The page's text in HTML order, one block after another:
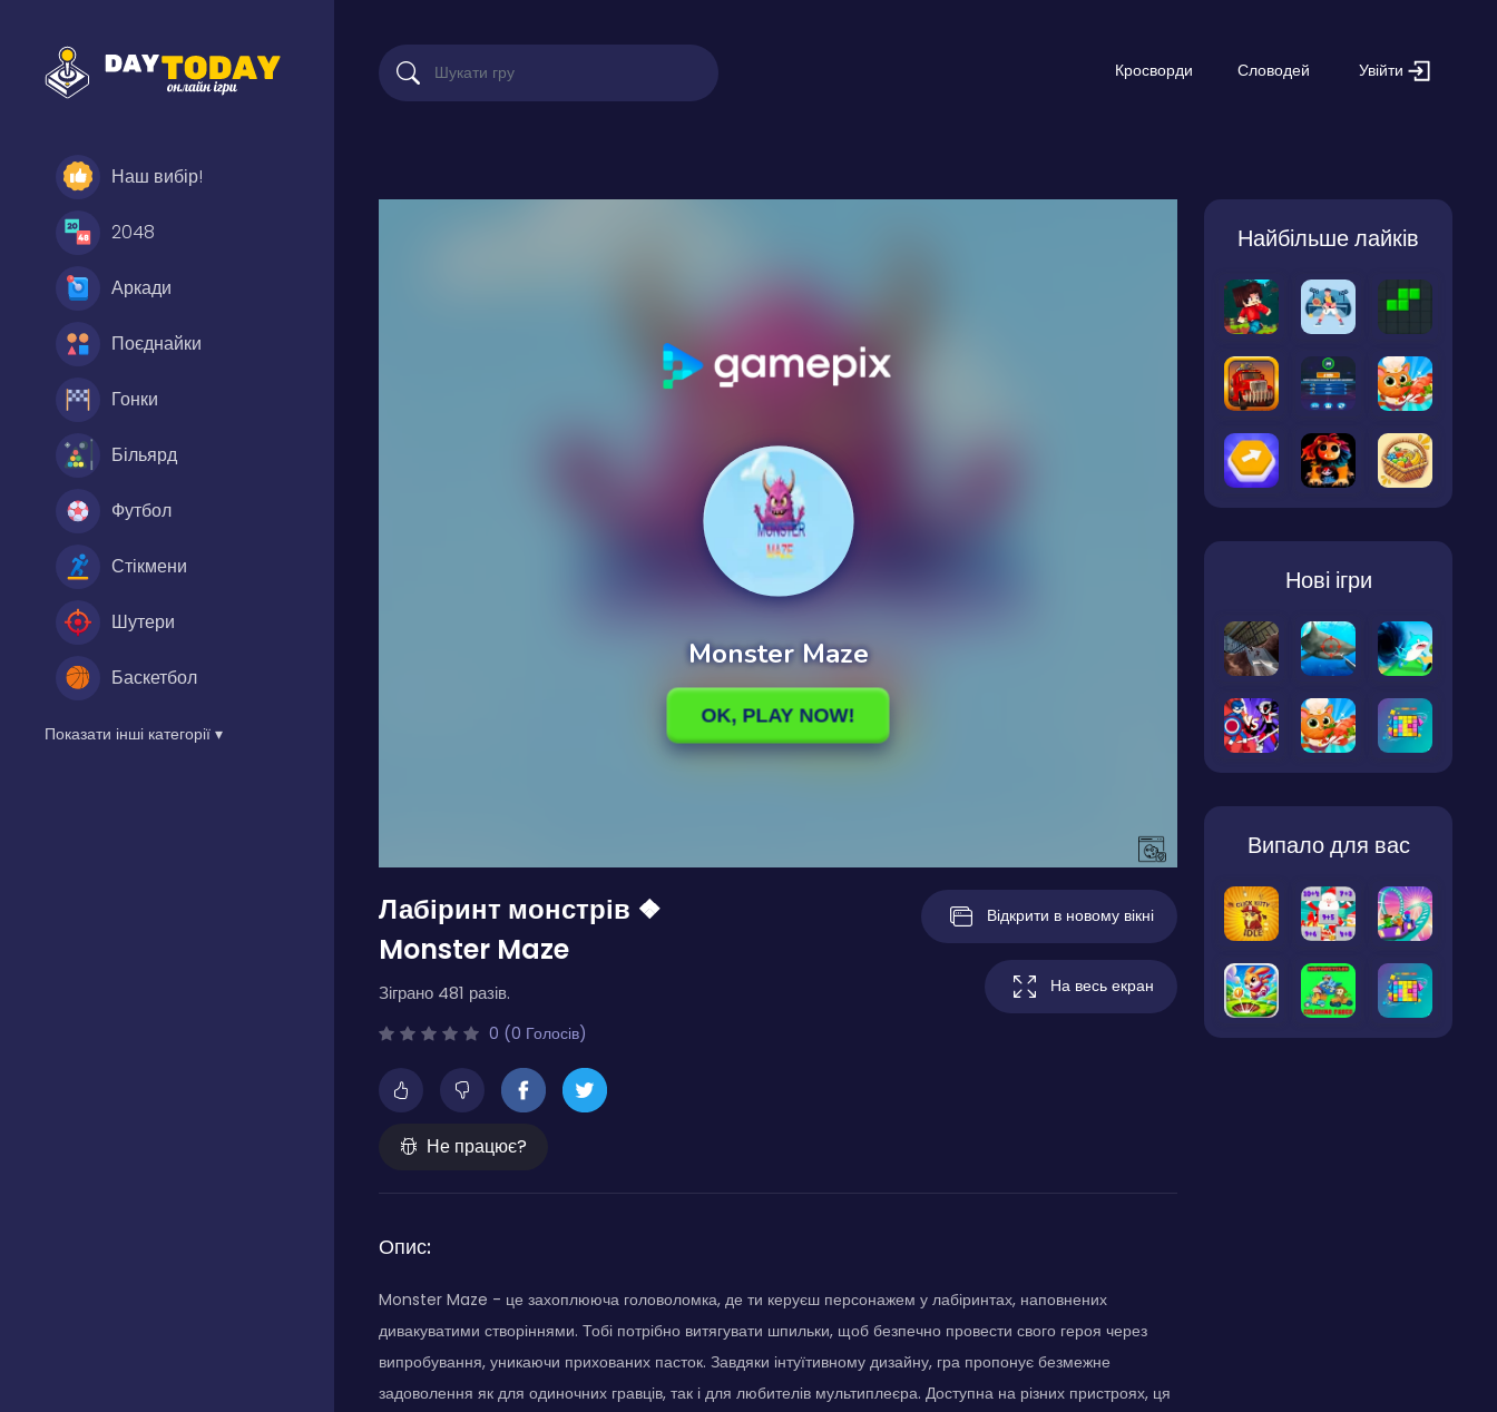
Наш вибір!
2048
Аркади
Поєднайки
Гонки
Більярд
Футбол
Стікмени
Шутери
Баскетбол
Показати інші категорії ▾
Кросворди Словодей Увійти
Лабіринт монстрів ❖
Monster Maze
Зіграно 481 разів.
0 (0 Голосів)
Не працює?
Відкрити в новому вікні
На весь екран
Опис:
Monster Maze - це захоплююча головоломка, де ти керуєш персонажем у лабіринтах, наповнених
дивакуватими створіннями. Тобі потрібно витягувати шпильки, щоб безпечно провести свого героя через
випробування, уникаючи прихованих пасток. Завдяки інтуїтивному дизайну, гра пропонує безмежне
задоволення як для одиночних гравців, так і для любителів мультиплеєра. Доступна на різних пристроях, ця
Найбільше лайків
Нові ігри
Випало для вас